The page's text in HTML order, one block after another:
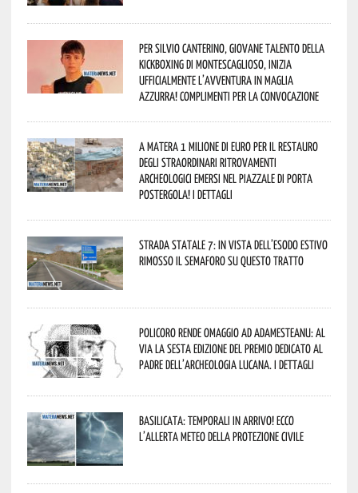
Per Silvio Canterino, giovane talento della
kickboxing di Montescaglioso, inizia
ufficialmente l’avventura in maglia
azzurra! Complimenti per la convocazione
A Matera 1 milione di euro per il restauro
degli straordinari ritrovamenti
archeologici emersi nel piazzale di Porta
Postergola! I dettagli
Strada statale 7: in vista dell’esodo estivo
rimosso il semaforo su questo tratto
Policoro rende omaggio ad Adamesteanu: al
via la sesta edizione del Premio dedicato al
padre dell’archeologia lucana. I dettagli
Basilicata: temporali in arrivo! Ecco
l’allerta meteo della Protezione civile